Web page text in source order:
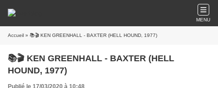
MENU
Accueil » 📚🎬 KEN GREENHALL - BAXTER (HELL HOUND, 1977)
📚🎬 KEN GREENHALL - BAXTER (HELL
HOUND, 1977)
Publié le 17/03/2020 à 10:48